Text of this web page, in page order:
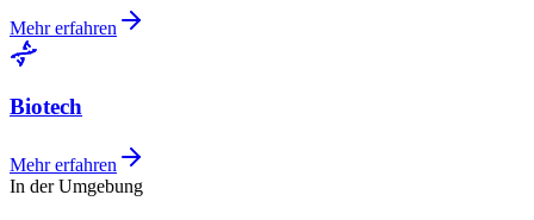
Mehr erfahren
Biotech
Mehr erfahren
In der Umgebung